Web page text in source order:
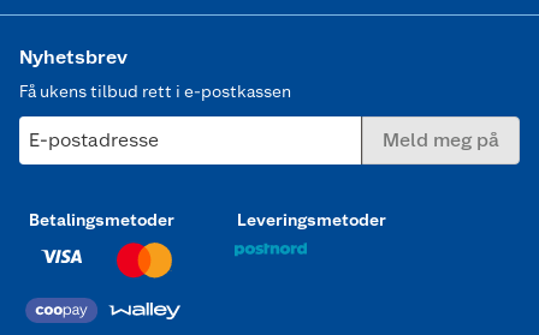
Nyhetsbrev
Få ukens tilbud rett i e-postkassen
E-postadresse Meld meg på
Betalingsmetoder Leveringsmetoder